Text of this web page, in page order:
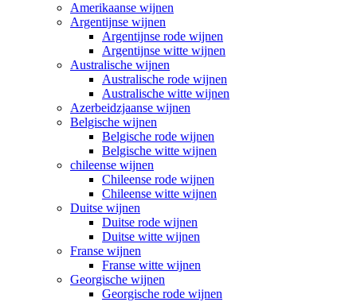
Amerikaanse wijnen
Argentijnse wijnen
Argentijnse rode wijnen
Argentijnse witte wijnen
Australische wijnen
Australische rode wijnen
Australische witte wijnen
Azerbeidzjaanse wijnen
Belgische wijnen
Belgische rode wijnen
Belgische witte wijnen
chileense wijnen
Chileense rode wijnen
Chileense witte wijnen
Duitse wijnen
Duitse rode wijnen
Duitse witte wijnen
Franse wijnen
Franse witte wijnen
Georgische wijnen
Georgische rode wijnen